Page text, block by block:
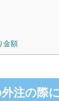
金額
注の際